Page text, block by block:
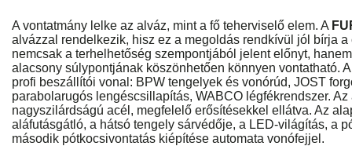
A vontatmány lelke az alváz, mint a fő teherviselő elem. A
alvázzal rendelkezik, hisz ez a megoldás rendkívül jól bírja
nemcsak a terhelhetőség szempontjából jelent előnyt,
alacsony súlypontjának köszönhetően könnyen vontatható.
profi beszállítói vonal: BPW tengelyek és vonórúd, JOST
parabolarugós lengéscsillapítás, WABCO légfékrendszer.
nagyszilárdságú acél, megfelelő erősítésekkel ellátva. Az
aláfutásgátló, a hátsó tengely sárvédője, a LED-világítás, a
második pótkocsivontatás kiépítése automata vonófejjel.